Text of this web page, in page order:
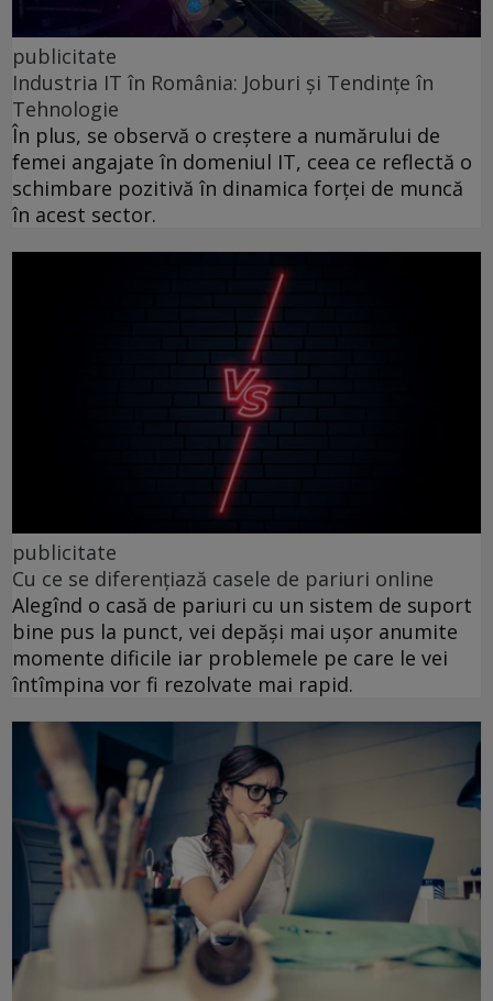
publicitate
Industria IT în România: Joburi și Tendințe în
Tehnologie
În plus, se observă o creștere a numărului de
femei angajate în domeniul IT, ceea ce reflectă o
schimbare pozitivă în dinamica forței de muncă
în acest sector.
publicitate
Cu ce se diferențiază casele de pariuri online
Alegînd o casă de pariuri cu un sistem de suport
bine pus la punct, vei depăși mai ușor anumite
momente dificile iar problemele pe care le vei
întîmpina vor fi rezolvate mai rapid.